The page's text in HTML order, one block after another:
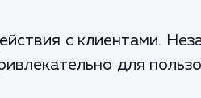
с клиентами.
для